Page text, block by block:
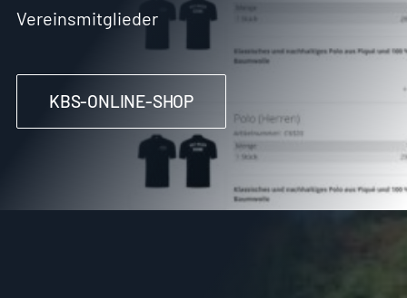
Vereinsmitglieder
KBS-ONLINE-SHOP